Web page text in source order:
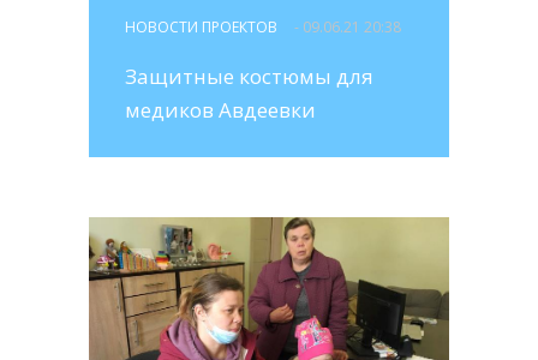
НОВОСТИ ПРОЕКТОВ - 09.06.21 20:38
Защитные костюмы для
медиков Авдеевки